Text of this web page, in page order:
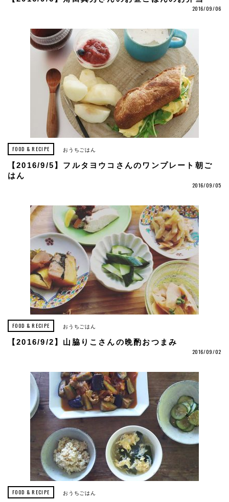
2016/09/06
FOOD & RECIPE おうちごはん
【2016/9/5】フルタヨウコさんのワンプレート朝ご
はん
2016/09/05
FOOD & RECIPE おうちごはん
【2016/9/2】山脇りこさんの晩酌おつまみ
2016/09/02
FOOD & RECIPE おうちごはん